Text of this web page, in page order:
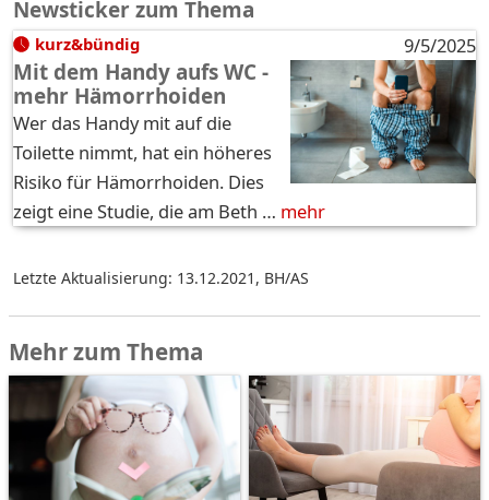
Newsticker zum Thema
kurz&bündig 9/5/2025
Mit dem Handy aufs WC -
mehr Hämorrhoiden
Wer das Handy mit auf die
Toilette nimmt, hat ein höheres
Risiko für Hämorrhoiden. Dies
zeigt eine Studie, die am Beth … mehr
Letzte Aktualisierung: 13.12.2021 , BH/AS
Mehr zum Thema